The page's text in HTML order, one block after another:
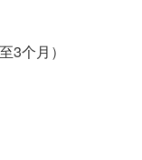
3个月）